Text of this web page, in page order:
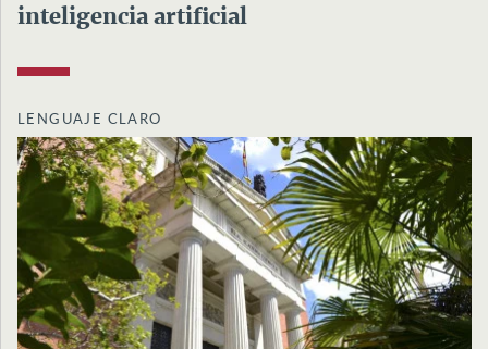
inteligencia artificial
LENGUAJE CLARO